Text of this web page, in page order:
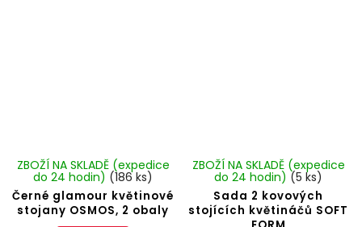
Černé glamour květinové
stojany OSMOS, 2 obaly
ZBOŽÍ NA SKLADĚ (expedice
do 24 hodin) (186 ks)
Sada 2 kovových
stojících květináčů SOFT
ZBOŽÍ NA SKLADĚ (expedice
do 24 hodin) (5 ks)